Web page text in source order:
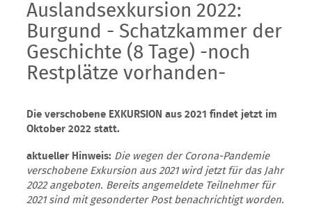
Auslandsexkursion 2022:
Burgund - Schatzkammer der
Geschichte (8 Tage) -noch
Restplätze vorhanden-
Die verschobene EXKURSION aus 2021 findet jetzt im
Oktober 2022 statt.
aktueller Hinweis: Die wegen der Corona-Pandemie
verschobene Exkursion aus 2021 wird jetzt für das Jahr
2022 angeboten. Bereits angemeldete Teilnehmer für
2021 sind mit gesonderter Post benachrichtigt worden.